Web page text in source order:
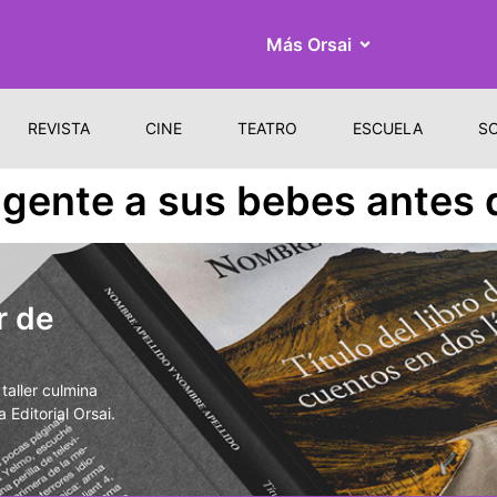
Más Orsai
REVISTA CINE TEATRO ESCUELA
a sus bebes antes
de
culmina
Editorial Orsai.